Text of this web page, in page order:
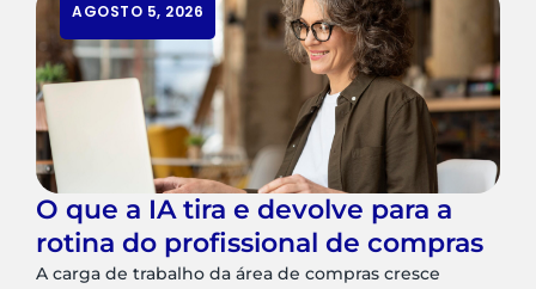
AGOSTO 5, 2026
O que a IA tira e devolve para a
rotina do profissional de compras
A carga de trabalho da área de compras cresce